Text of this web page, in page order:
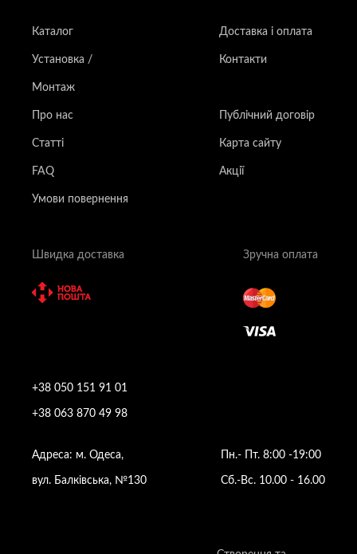
+38 050 151 91 01
+38 063 870 49 98
Пн.- Пт. 8:00 -19:00
Сб.-Вс. 10.00 - 16.00
Адреса: м. Одеса,
вул. Балківська, №130
Каталог Доставка і оплата
Установка /
Монтаж
Контакти
Про нас Публічний договір
Статті Карта сайту
FAQ Акції
Умови повернення
Швидка доставка Зручна оплата